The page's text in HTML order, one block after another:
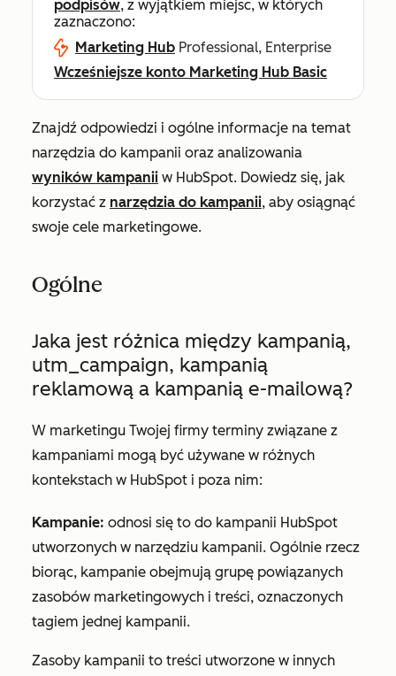
podpisów, z wyjątkiem miejsc, w których
zaznaczono:
Marketing Hub Professional, Enterprise
Wcześniejsze konto Marketing Hub Basic
Znajdź odpowiedzi i ogólne informacje na temat
narzędzia do kampanii oraz analizowania
wyników kampanii w HubSpot. Dowiedz się, jak
korzystać z narzędzia do kampanii, aby osiągnąć
swoje cele marketingowe.
Ogólne
Jaka jest różnica między kampanią,
utm_campaign, kampanią
reklamową a kampanią e-mailową?
W marketingu Twojej firmy terminy związane z
kampaniami mogą być używane w różnych
kontekstach w HubSpot i poza nim:
Kampanie: odnosi się to do kampanii HubSpot
utworzonych w narzędziu kampanii. Ogólnie rzecz
biorąc, kampanie obejmują grupę powiązanych
zasobów marketingowych i treści, oznaczonych
tagiem jednej kampanii.
Zasoby kampanii to treści utworzone w innych